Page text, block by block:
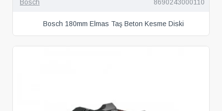
Bosch 8690243000110
Bosch 180mm Elmas Taş Beton Kesme Diski